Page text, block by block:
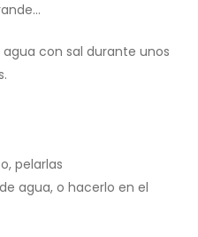
con sal durante unos
pelarlas
agua, o hacerlo en el